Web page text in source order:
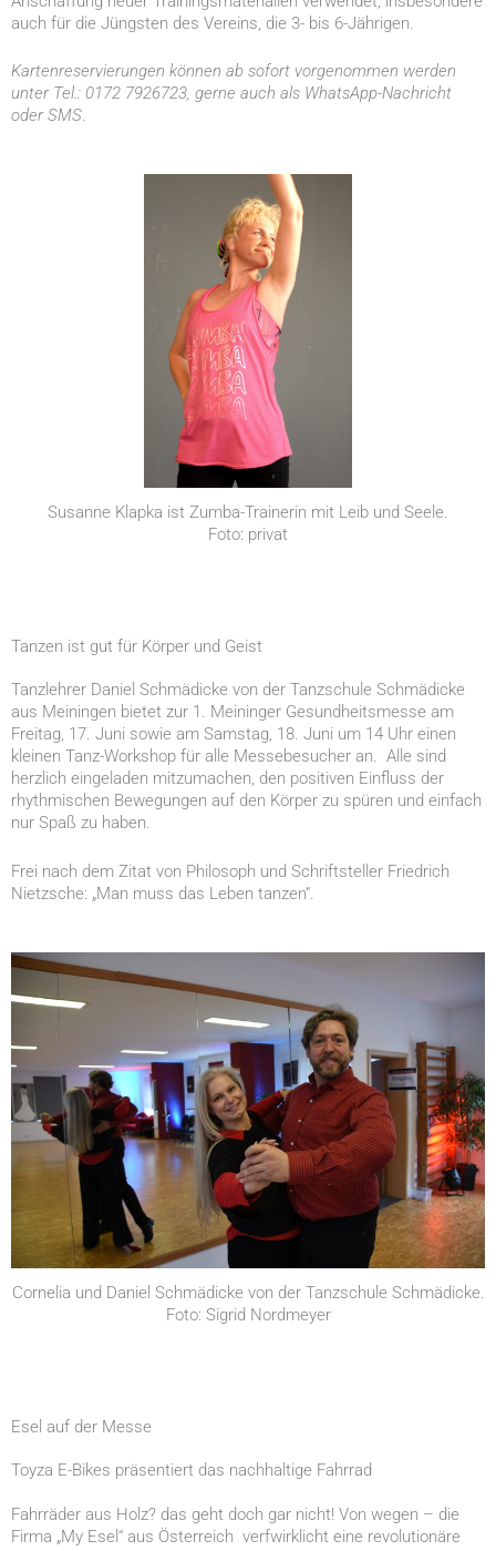
auch für die Jüngsten des Vereins, die 3- bis 6-Jährigen.
Kartenreservierungen können ab sofort vorgenommen werden
unter Tel.: 0172 7926723, gerne auch als WhatsApp-Nachricht
oder SMS.
Susanne Klapka ist Zumba-Trainerin mit Leib und Seele.
Foto: privat
Tanzen ist gut für Körper und Geist
Tanzlehrer Daniel Schmädicke von der Tanzschule Schmädicke
aus Meiningen bietet zur 1. Meininger Gesundheitsmesse am
Freitag, 17. Juni sowie am Samstag, 18. Juni um 14 Uhr einen
kleinen Tanz-Workshop für alle Messebesucher an. Alle sind
herzlich eingeladen mitzumachen, den positiven Einfluss der
rhythmischen Bewegungen auf den Körper zu spüren und einfach
nur Spaß zu haben.
Frei nach dem Zitat von Philosoph und Schriftsteller Friedrich
Nietzsche: „Man muss das Leben tanzen“.
Cornelia und Daniel Schmädicke von der Tanzschule Schmädicke.
Foto: Sigrid Nordmeyer
Esel auf der Messe
Toyza E-Bikes präsentiert das nachhaltige Fahrrad
Fahrräder aus Holz? das geht doch gar nicht! Von wegen – die
Firma „My Esel“ aus Österreich verfwirklicht eine revolutionäre